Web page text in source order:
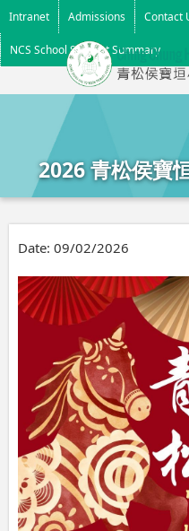
Intranet Admissions Contact
NCS School Support Summary
2026 青松侯寶
Date: 09/02/2026